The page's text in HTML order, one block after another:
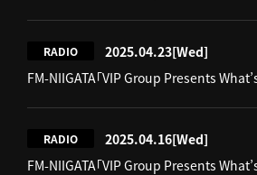
RADIO 2025.04.23[Wed]
FM-NIIGATA「VIP Group Presents
RADIO 2025.04.16[Wed]
FM-NIIGATA「VIP Group Presents